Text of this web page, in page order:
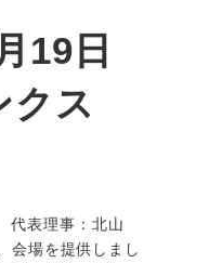
19日
クス
代表理事：北山
会場を提供しまし